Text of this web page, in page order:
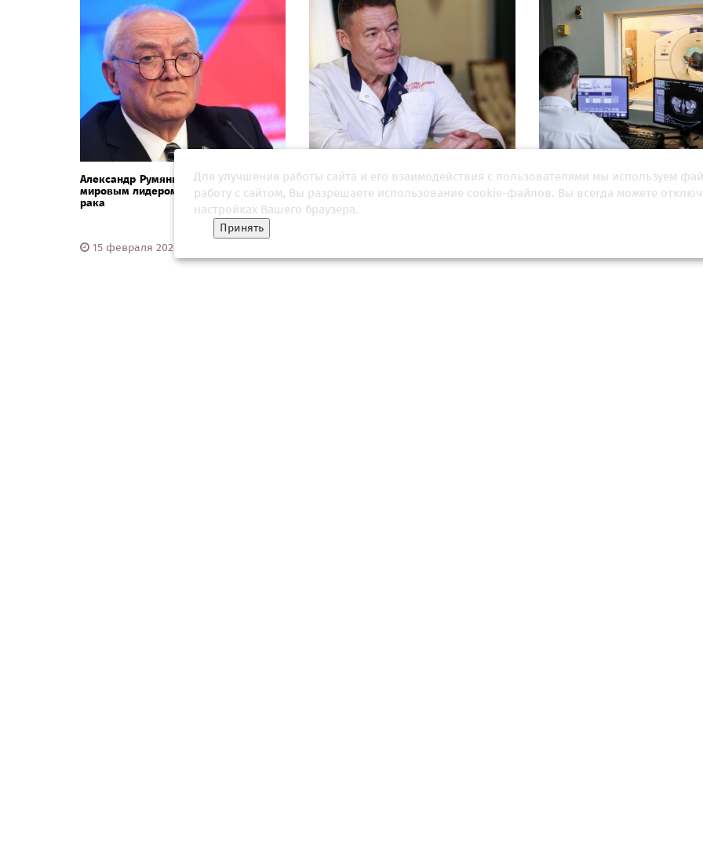
Александр Румянцев: Россия является
мировым лидером в лечении детского
рака
15 февраля 2026, 10:30
Андрей Каприн: средний возраст
заболевания раком в России
составляет 65 лет
Очень дорогой метод
станет бесплатным для
об этом нужно знать?
Для улучшения работы сайта и его взаимодействия с пользователями мы используем
работу с сайтом, Вы разрешаете использование cookie-файлов. Вы всегда можете
настройках Вашего браузера.
Принять